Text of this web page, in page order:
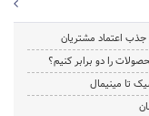
جذب اعتماد مشتریان
را دو برابر کنیم؟